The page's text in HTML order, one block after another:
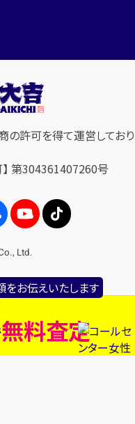
をお伝えいたします
無料査定
の許可を得て運営しており
第304361407260号
Ltd.